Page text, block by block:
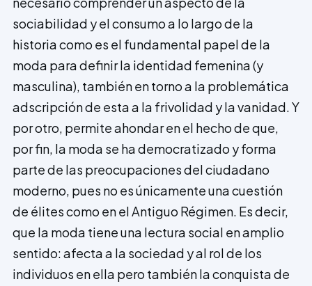
sociabilidad y el consumo a lo largo de la
historia como es el fundamental papel de la
moda para definir la identidad femenina (y
masculina), también en torno a la problemática
adscripción de esta a la frivolidad y la vanidad. Y
por otro, permite ahondar en el hecho de que,
por fin, la moda se ha democratizado y forma
parte de las preocupaciones del ciudadano
moderno, pues no es únicamente una cuestión
de élites como en el Antiguo Régimen. Es decir,
que la moda tiene una lectura social en amplio
sentido: afecta a la sociedad y al rol de los
individuos en ella pero también la conquista de